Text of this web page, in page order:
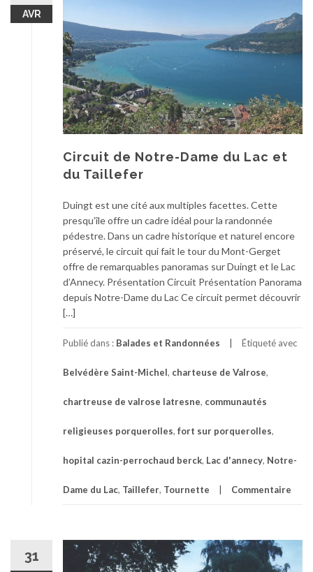
AVR
Circuit de Notre-Dame du Lac et
du Taillefer
Duingt est une cité aux multiples facettes. Cette
presqu’île offre un cadre idéal pour la randonnée
pédestre. Dans un cadre historique et naturel encore
préservé, le circuit qui fait le tour du Mont-Gerget
offre de remarquables panoramas sur Duingt et le Lac
d’Annecy. Présentation Circuit Présentation Panorama
depuis Notre-Dame du Lac Ce circuit permet découvrir
[…]
Publié dans : Balades et Randonnées Étiqueté avec
Belvédère Saint-Michel, charteuse de Valrose,
chartreuse de valrose latresne, communautés
religieuses porquerolles, fort sur porquerolles,
hopital cazin-perrochaud berck, Lac d'annecy, Notre-
Dame du Lac, Taillefer, Tournette Commentaire
31